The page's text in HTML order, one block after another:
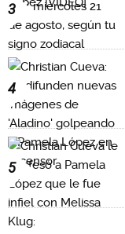
3
4
5